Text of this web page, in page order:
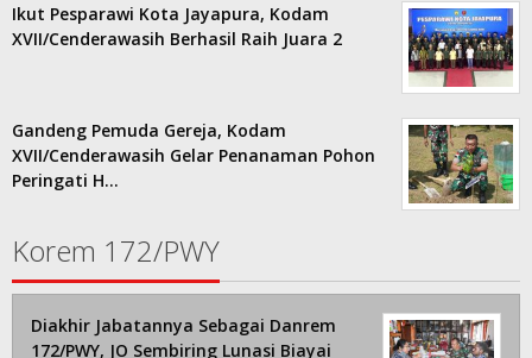
Ikut Pesparawi Kota Jayapura, Kodam
XVII/Cenderawasih Berhasil Raih Juara 2
Gandeng Pemuda Gereja, Kodam
XVII/Cenderawasih Gelar Penanaman Pohon
Peringati H…
Korem 172/PWY
Diakhir Jabatannya Sebagai Danrem
172/PWY, JO Sembiring Lunasi Biayai